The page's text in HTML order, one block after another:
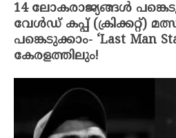
14 ലോകരാജ്യങ്ങൾ
വേൾഡ് കപ്പ്‌ (ക്രിക്കറ്റ്‌)
പങ്കെടുക്കാം- ‘Last Man
കേരളത്തിലും!